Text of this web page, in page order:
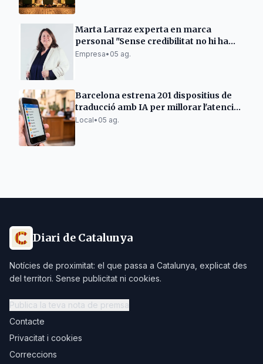
Marta Larraz experta en marca
personal "Sense credibilitat no hi ha
vendes"
Empresa• 05 ag.
Barcelona estrena 201 dispositius de
traducció amb IA per millorar l'atenció
ciutadana
Local• 05 ag.
Diari de Catalunya
Notícies de proximitat: el que passa a Catalunya, explicat des
del territori. Sense publicitat ni cookies.
Publica la teva nota de premsa
Contacte
Privacitat i cookies
Correccions